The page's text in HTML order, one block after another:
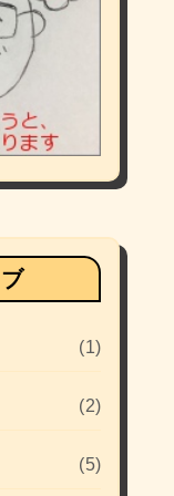
(1)
(2)
(5)